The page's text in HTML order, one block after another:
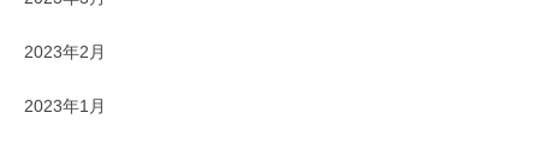
2023年2月
2023年1月